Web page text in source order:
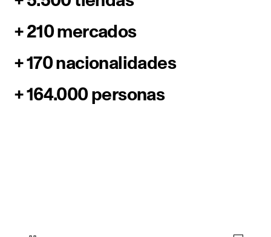
+ 210 mercados
+ 170 nacionalidades
+ 164.000 personas